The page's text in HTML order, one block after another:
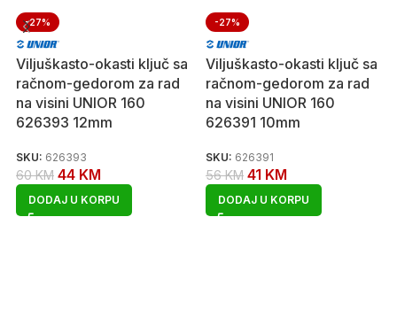
-27%
Viljuškasto-okasti ključ sa
račnom-gedorom za rad
na visini UNIOR 160
626393 12mm
SKU: 626393
60KM 44 KM
DODAJ U KORPU
-27%
Viljuškasto-okasti ključ sa
račnom-gedorom za rad
na visini UNIOR 160
626391 10mm
SKU: 626391
56KM 41 KM
DODAJ U KORPU